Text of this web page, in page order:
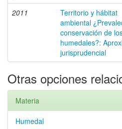
2011
Territorio y hábitat
ambiental
conservación de
humedales?:
jurisprudencial
Otras opciones
Materia
Humedal